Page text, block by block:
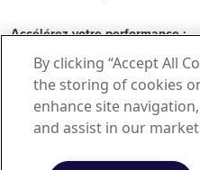
Accélérez votre performance :
Rejoindre le réseau
Application IQVIA
Analysez les tendances :
By clicking “Accept All
the storing of cookies
enhance site
and assist in our